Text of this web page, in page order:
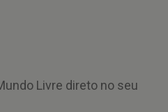
Livre direto no seu